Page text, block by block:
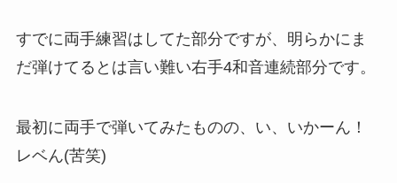
すでに両手練習はしてた部分ですが、明らかにま
だ弾けてるとは言い難い右手4和音連続部分です。
最初に両手で弾いてみたものの、い、いかーん！
レベん(苦笑)